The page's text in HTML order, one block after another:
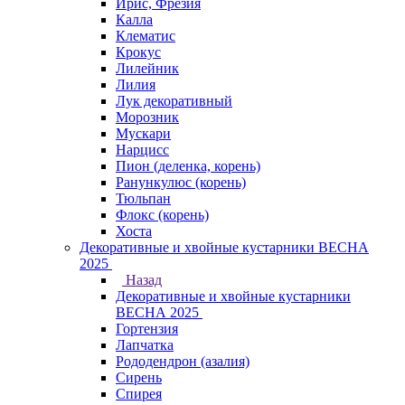
Ирис, Фрезия
Калла
Клематис
Крокус
Лилейник
Лилия
Лук декоративный
Морозник
Мускари
Нарцисс
Пион (деленка, корень)
Ранункулюс (корень)
Тюльпан
Флокс (корень)
Хоста
Декоративные и хвойные кустарники ВЕСНА
2025
Назад
Декоративные и хвойные кустарники
ВЕСНА 2025
Гортензия
Лапчатка
Рододендрон (азалия)
Сирень
Спирея